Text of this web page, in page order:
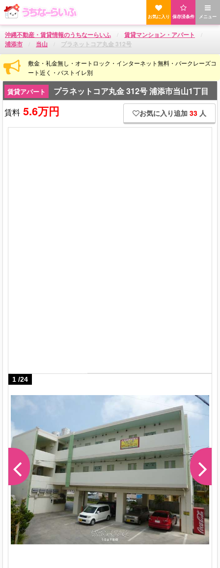
メニュー
保存済条件
お気に入り
沖縄不動産・賃貸情報のうちなーらいふ
賃貸マンション・アパート
浦添市
当山 プラネットコア丸金 312号
敷金・礼金無し・オートロック・インターネット無料・バークレーズコ
ート近く・バストイレ別
賃貸アパート
プラネットコア丸金 312号 浦添市当山1丁目
賃料 5.6万円 お気に入り追加 33 人
1 /24